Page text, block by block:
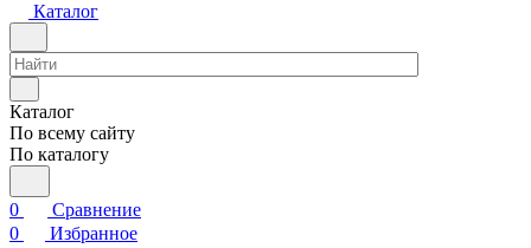
Каталог
Каталог
По всему сайту
По каталогу
0
Сравнение
0
Избранное